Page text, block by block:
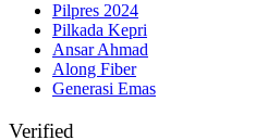
Pilpres 2024
Pilkada Kepri
Ansar Ahmad
Along Fiber
Generasi Emas
Verified